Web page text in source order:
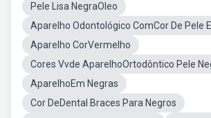
Pele Lisa NegraOleo
Aparelho Odontológico ComCor De Pele
Aparelho CorVermelho
Cores Vvde AparelhoOrtodôntico Pele
AparelhoEm Negras
Cor DeDental Braces Para Negros